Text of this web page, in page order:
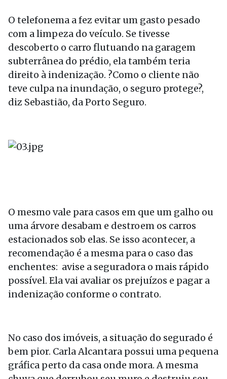
O telefonema a fez evitar um gasto pesado
com a limpeza do veículo. Se tivesse
descoberto o carro flutuando na garagem
subterrânea do prédio, ela também teria
direito à indenização. ?Como o cliente não
teve culpa na inundação, o seguro protege?,
diz Sebastião, da Porto Seguro.
O mesmo vale para casos em que um galho ou
uma árvore desabam e destroem os carros
estacionados sob elas. Se isso acontecer, a
recomendação é a mesma para o caso das
enchentes: avise a seguradora o mais rápido
possível. Ela vai avaliar os prejuízos e pagar a
indenização conforme o contrato.
No caso dos imóveis, a situação do segurado é
bem pior. Carla Alcantara possui uma pequena
gráfica perto da casa onde mora. A mesma